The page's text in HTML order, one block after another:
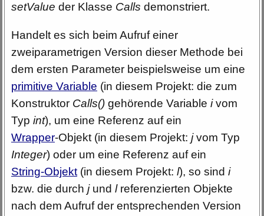
setValue der Klasse Calls demonstriert.
Handelt es sich beim Aufruf einer
zweiparametrigen Version dieser Methode bei
dem ersten Parameter beispielsweise um eine
primitive Variable (in diesem Projekt: die zum
Konstruktor Calls() gehörende Variable ivom
Typ int), um eine Referenz auf ein
Wrapper-Objekt (in diesem Projekt: jvom Typ
Integer) oder um eine Referenz auf ein
String-Objekt (in diesem Projekt: l), so sind i
bzw. die durch jund lreferenzierten Objekte
nach dem Aufruf der entsprechenden Version